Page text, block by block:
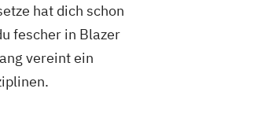
hat dich schon
fescher in Blazer
vereint ein